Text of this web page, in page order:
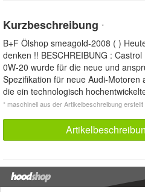
Kurzbeschreibung *
B+F Ölshop smeagold-2008 ( )
denken !! BESCHREIBUNG :
0W-20 wurde für die neue und
Spezifikation für neue Audi-Motoren
die ein technologisch
* maschinell aus der Artikelbeschreibung erstellt